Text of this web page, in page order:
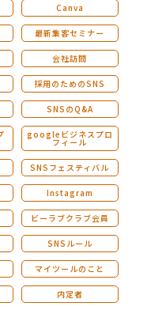
Canva
最新集客セミナー
会社訪問
採用のためのSNS
SNSのQ&A
googleビジネスプロ
フィール
SNSフェスティバル
Instagram
ビーラブクラブ会員
SNSルール
マイツールのこと
内定者